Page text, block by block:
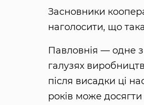
Засновники
наголосити, що
Павловнія — одне з
галузях
після висадки ці
років може